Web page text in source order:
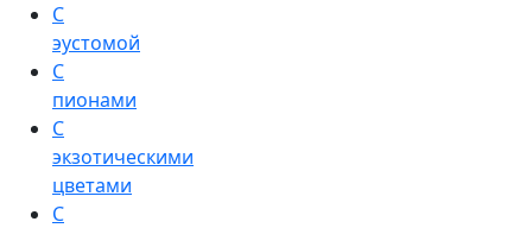
С
эустомой
С
пионами
С
экзотическими
цветами
С